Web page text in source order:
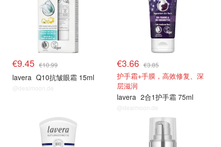
€9.45 €10.99
lavera Q10抗皱眼霜 15ml
@dealmoon.de
€3.66 €3.85
护手霜+手膜，高效修复、深
层滋润
lavera 2合1护手霜 75ml
@dealmoon.de